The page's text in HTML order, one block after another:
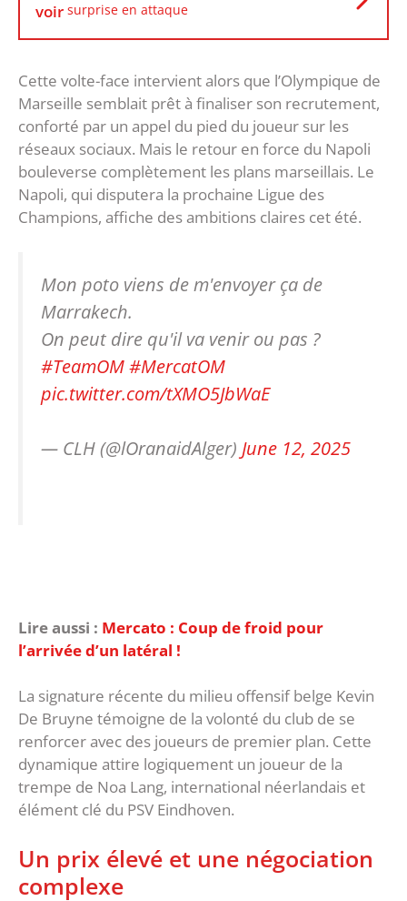
voir surprise en attaque
Cette volte-face intervient alors que l’Olympique de
Marseille semblait prêt à finaliser son recrutement,
conforté par un appel du pied du joueur sur les
réseaux sociaux. Mais le retour en force du Napoli
bouleverse complètement les plans marseillais. Le
Napoli, qui disputera la prochaine Ligue des
Champions, affiche des ambitions claires cet été.
Mon poto viens de m'envoyer ça de
Marrakech.
On peut dire qu'il va venir ou pas ?
#TeamOM#MercatOM
pic.twitter.com/tXMO5JbWaE
— CLH (@lOranaidAlger) June 12, 2025
Lire aussi : Mercato : Coup de froid pour
l’arrivée d’un latéral !
La signature récente du milieu offensif belge Kevin
De Bruyne témoigne de la volonté du club de se
renforcer avec des joueurs de premier plan. Cette
dynamique attire logiquement un joueur de la
trempe de Noa Lang, international néerlandais et
élément clé du PSV Eindhoven.
Un prix élevé et une négociation
complexe